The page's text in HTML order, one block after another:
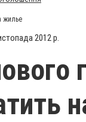
жилье
2012 р.